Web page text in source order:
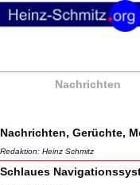
Nachrichten
Nachrichten, Gerüchte,
Redaktion: Heinz Schmitz
Schlaues